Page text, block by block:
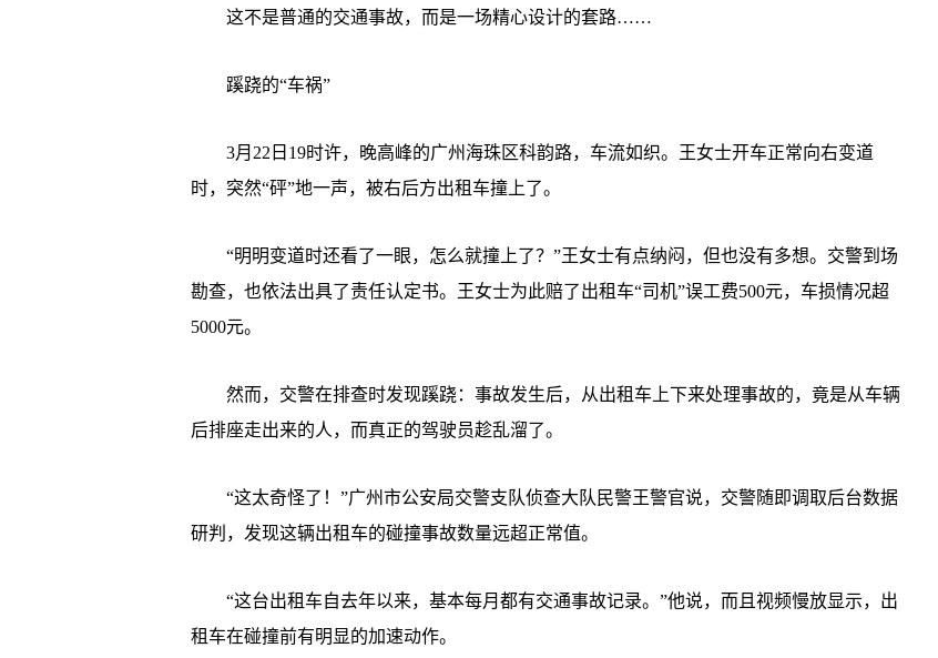
这不是普通的交通事故，而是一场精心设计的套路……
蹊跷的“车祸”
3月22日19时许，晚高峰的广州海珠区科韵路，车流如织。王女士开车正常向右变道
时，突然“砰”地一声，被右后方出租车撞上了。
“明明变道时还看了一眼，怎么就撞上了？”王女士有点纳闷，但也没有多想。交警到场
勘查，也依法出具了责任认定书。王女士为此赔了出租车“司机”误工费500元，车损情况超
5000元。
然而，交警在排查时发现蹊跷：事故发生后，从出租车上下来处理事故的，竟是从车辆
后排座走出来的人，而真正的驾驶员趁乱溜了。
“这太奇怪了！”广州市公安局交警支队侦查大队民警王警官说，交警随即调取后台数据
研判，发现这辆出租车的碰撞事故数量远超正常值。
“这台出租车自去年以来，基本每月都有交通事故记录。”他说，而且视频慢放显示，出
租车在碰撞前有明显的加速动作。